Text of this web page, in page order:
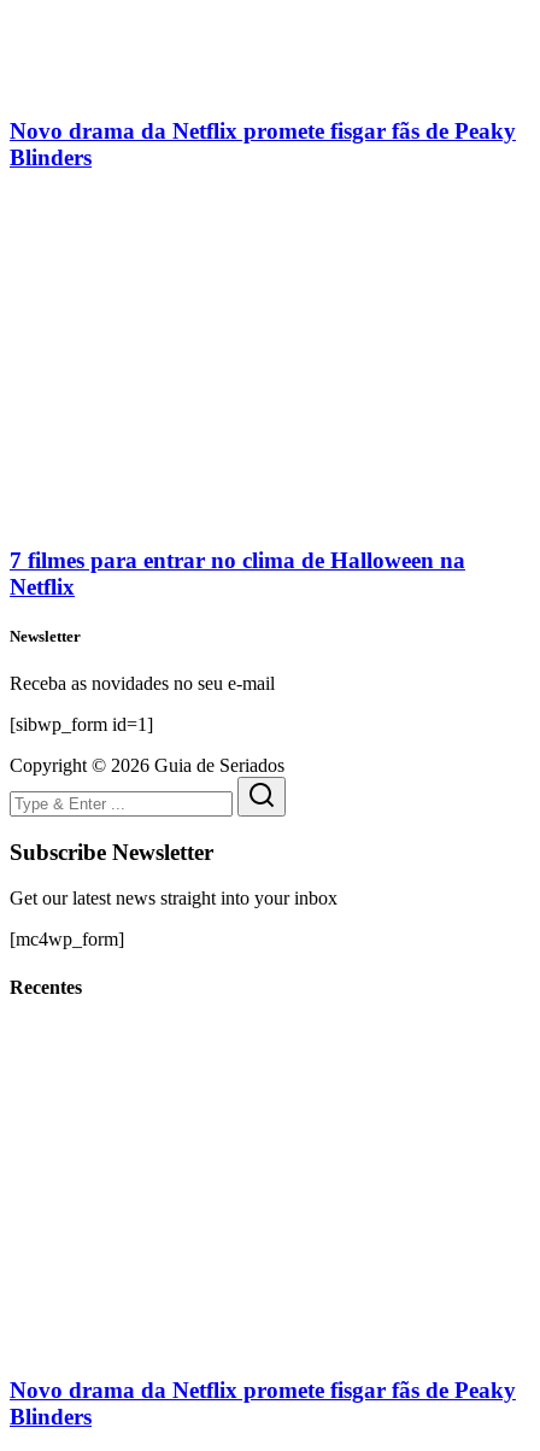
Novo drama da Netflix promete fisgar fãs de Peaky
Blinders
7 filmes para entrar no clima de Halloween na
Netflix
Newsletter
Receba as novidades no seu e-mail
[sibwp_form id=1]
Copyright © 2026 Guia de Seriados
Subscribe Newsletter
Get our latest news straight into your inbox
[mc4wp_form]
Recentes
Novo drama da Netflix promete fisgar fãs de Peaky
Blinders